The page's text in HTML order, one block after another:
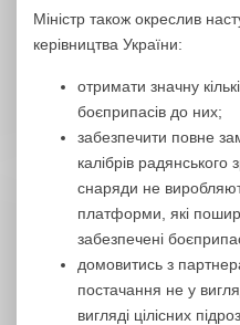
Міністр також окреслив
керівництва України:
отримати значну
боєприпасів до них;
забезпечити повне
калібрів радянського
снаряди не
платформи, які
забезпечені
домовитись з
постачання не у
вигляді цілісних